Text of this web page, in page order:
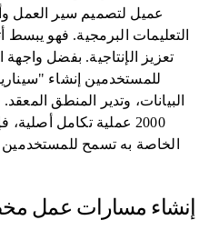
عميل لتصميم سير العمل
التعليمات البرمجية. فهو يبسط
تعزيز الإنتاجية. بفضل
للمستخدمين إنشاء
الخاصة به تسمح للمستخدمين
إنشاء مسارات عمل